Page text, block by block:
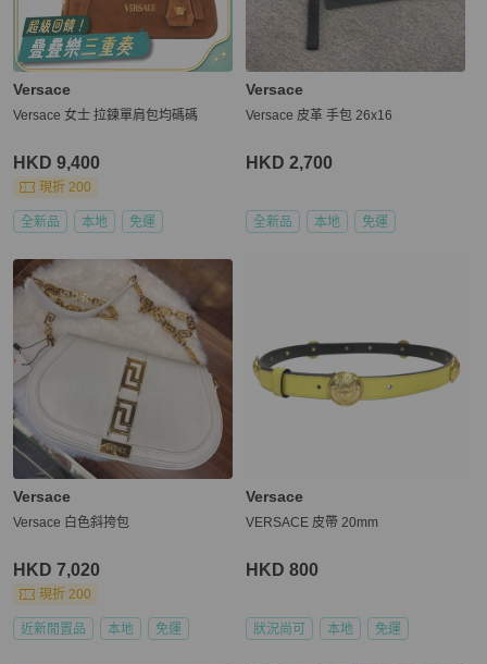
Versace
Versace 女士 拉鍊單肩包均碼碼
HKD 9,400
現折 200
全新品 本地 免運
Versace
Versace 皮革 手包 26x16
HKD 2,700
全新品 本地 免運
Versace
Versace 白色斜挎包
HKD 7,020
現折 200
近新閒置品 本地 免運
Versace
VERSACE 皮帶 20mm
HKD 800
狀況尚可 本地 免運